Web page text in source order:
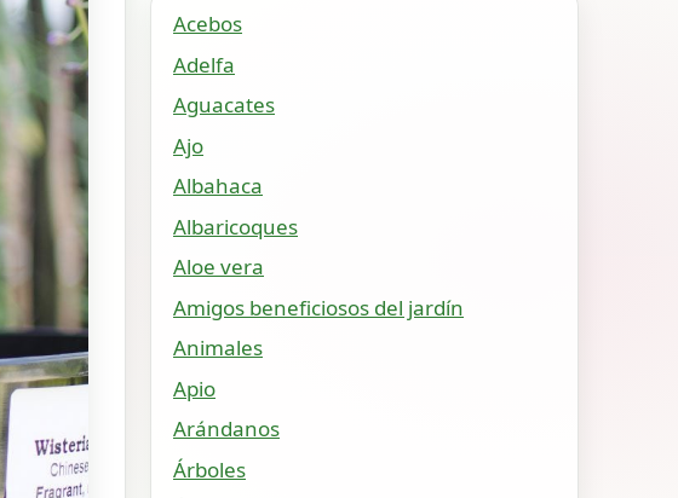
Acebos
Adelfa
Aguacates
Ajo
Albahaca
Albaricoques
Aloe vera
Amigos beneficiosos del jardín
Animales
Apio
Arándanos
Árboles